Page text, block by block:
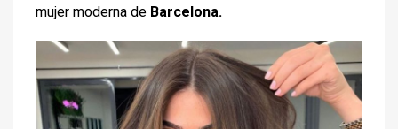
mujer moderna de Barcelona.